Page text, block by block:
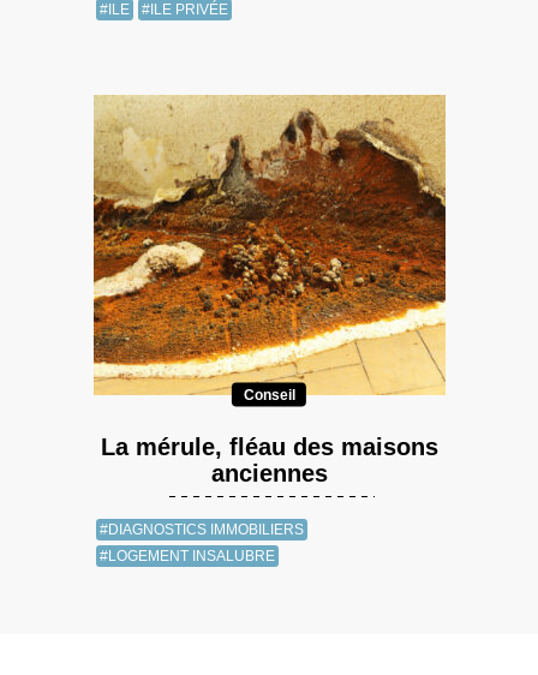
#ILE #ILE PRIVÉE
Conseil
La mérule, fléau des maisons
anciennes
#DIAGNOSTICS IMMOBILIERS
#LOGEMENT INSALUBRE